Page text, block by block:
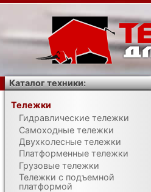
Каталог техники:
Тележки
Гидравлические тележки
Самоходные тележки
Двухколесные тележки
Платформенные тележки
Грузовые тележки
Тележки с подъемной
платформой